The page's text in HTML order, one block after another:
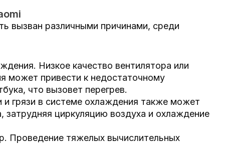
вызван различными причинами, среди
Низкое качество вентилятора или
может привести к недостаточному
что вызовет перегрев.
и грязи в системе охлаждения также может
затрудняя циркуляцию воздуха и охлаждение
Проведение тяжелых вычислительных